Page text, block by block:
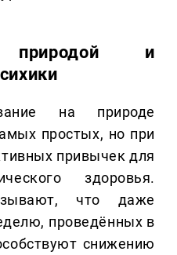
и
на природе
простых, но при
привычек для
здоровья.
что даже
проведённых в
снижению